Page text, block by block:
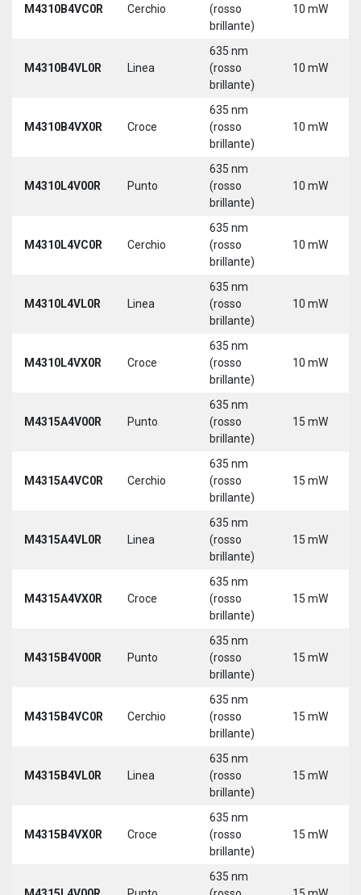
M4310B4VC0R Cerchio
(rosso
brillante)
10 mW
M4310B4VL0R Linea
635 nm
(rosso
brillante)
10 mW
M4310B4VX0R Croce
635 nm
(rosso
brillante)
10 mW
M4310L4V00R Punto
635 nm
(rosso
brillante)
10 mW
M4310L4VC0R Cerchio
635 nm
(rosso
brillante)
10 mW
M4310L4VL0R Linea
635 nm
(rosso
brillante)
10 mW
M4310L4VX0R Croce
635 nm
(rosso
brillante)
10 mW
M4315A4V00R Punto
635 nm
(rosso
brillante)
15 mW
M4315A4VC0R Cerchio
635 nm
(rosso
brillante)
15 mW
M4315A4VL0R Linea
635 nm
(rosso
brillante)
15 mW
M4315A4VX0R Croce
635 nm
(rosso
brillante)
15 mW
M4315B4V00R Punto
635 nm
(rosso
brillante)
15 mW
M4315B4VC0R Cerchio
635 nm
(rosso
brillante)
15 mW
M4315B4VL0R Linea
635 nm
(rosso
brillante)
15 mW
M4315B4VX0R Croce
635 nm
(rosso
brillante)
15 mW
635 nm